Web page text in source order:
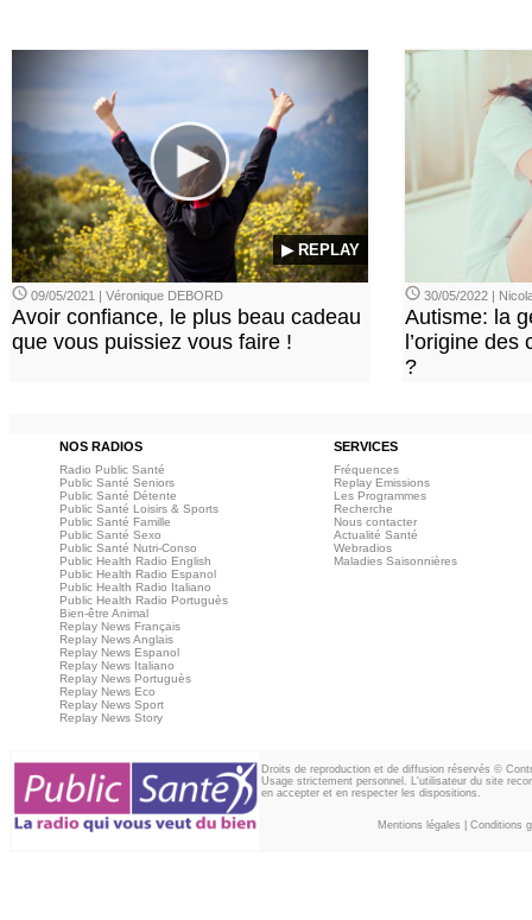
▶ REPLAY
09/05/2021 | Véronique DEBORD
Avoir confiance, le plus beau cadeau
que vous puissiez vous faire !
30/05/2022 |
Autisme: la
l’origine
?
NOS RADIOS SERVICES
Radio Public Santé
Public Santé Seniors
Public Santé Détente
Public Santé Loisirs & Sports
Public Santé Famille
Public Santé Sexo
Public Santé Nutri-Conso
Public Health Radio English
Public Health Radio Espanol
Public Health Radio Italiano
Public Health Radio Portuguès
Bien-être Animal
Replay News Français
Replay News Anglais
Replay News Espanol
Replay News Italiano
Replay News Portuguès
Replay News Eco
Replay News Sport
Replay News Story
Fréquences
Replay Emissions
Les Programmes
Recherche
Nous contacter
Actualité Santé
Webradios
Maladies Saisonnières
Droits de reproduction et de diffusion réservés ©
Usage strictement personnel. L'utilisateur du site
en accepter et en respecter les dispositions.
Mentions légales Conditions